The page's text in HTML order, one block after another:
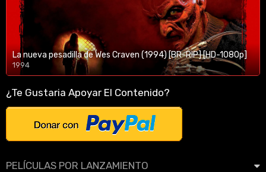
La nueva pesadilla de Wes Craven (1994) [BR-RIP] [HD-1080p]
1994
1080p/720p
¿Te Gustaria Apoyar El Contenido?
PELÍCULAS POR LANZAMIENTO